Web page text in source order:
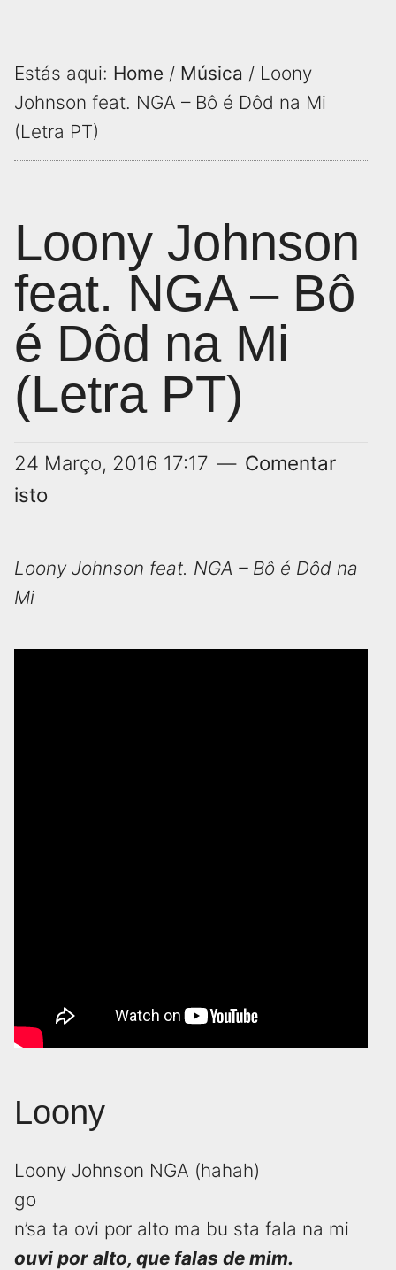
Estás aqui: Home / Música / Loony
Johnson feat. NGA – Bô é Dôd na Mi
(Letra PT)
Loony Johnson
feat. NGA – Bô
é Dôd na Mi
(Letra PT)
24 Março, 2016 17:17
Comentar
isto
Loony Johnson feat. NGA – Bô é Dôd na
Mi
Loony
Loony Johnson NGA (hahah)
go
n’sa ta ovi por alto ma bu sta fala na mi
ouvi por alto, que falas de mim.